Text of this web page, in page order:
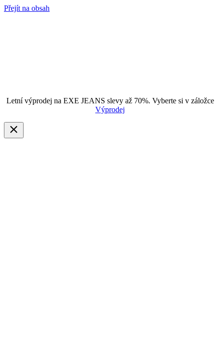
Přejít na obsah
Letní výprodej na EXE JEANS slevy až 70%. Vyberte si v záložce
Výprodej